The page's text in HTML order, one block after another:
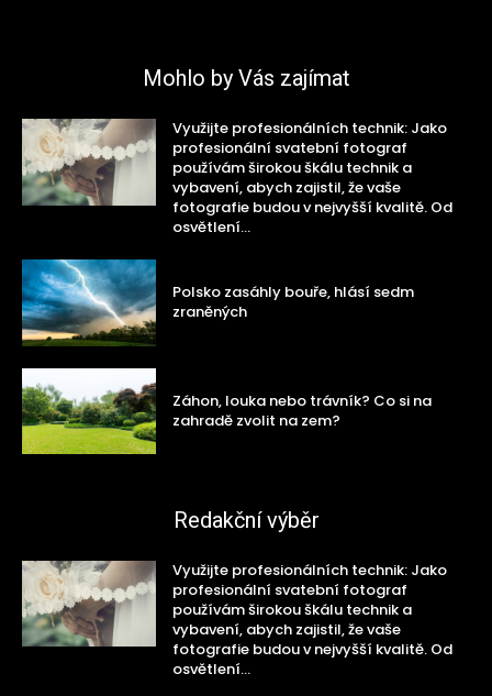
Mohlo by Vás zajímat
Využijte profesionálních technik: Jako
profesionální svatební fotograf
používám širokou škálu technik a
vybavení, abych zajistil, že vaše
fotografie budou v nejvyšší kvalitě. Od
osvětlení...
Polsko zasáhly bouře, hlásí sedm
zraněných
Záhon, louka nebo trávník? Co si na
zahradě zvolit na zem?
Redakční výběr
Využijte profesionálních technik: Jako
profesionální svatební fotograf
používám širokou škálu technik a
vybavení, abych zajistil, že vaše
fotografie budou v nejvyšší kvalitě. Od
osvětlení...